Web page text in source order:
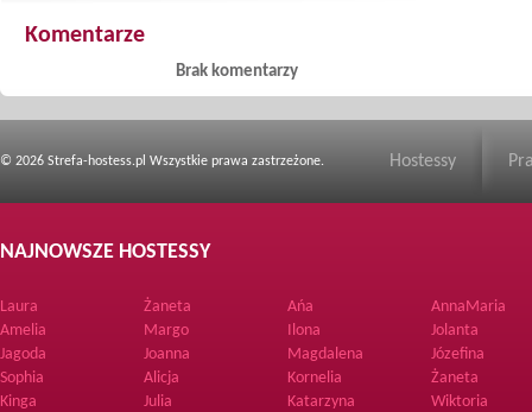
Komentarze
Brak komentarzy
© 2026 Strefa-hostess.pl Wszystkie prawa zastrzeżone. Hostessy
NAJNOWSZE HOSTESSY
Laura Żaneta Ańa
AnnaMaria
Amelia
Margo Ilona
Jolanta
Jagoda
Joanna Magdalena
Józefina
Sophia
Alicja Kornelia
Żaneta
Kinga
Julia Katarzyna
Wiktoria